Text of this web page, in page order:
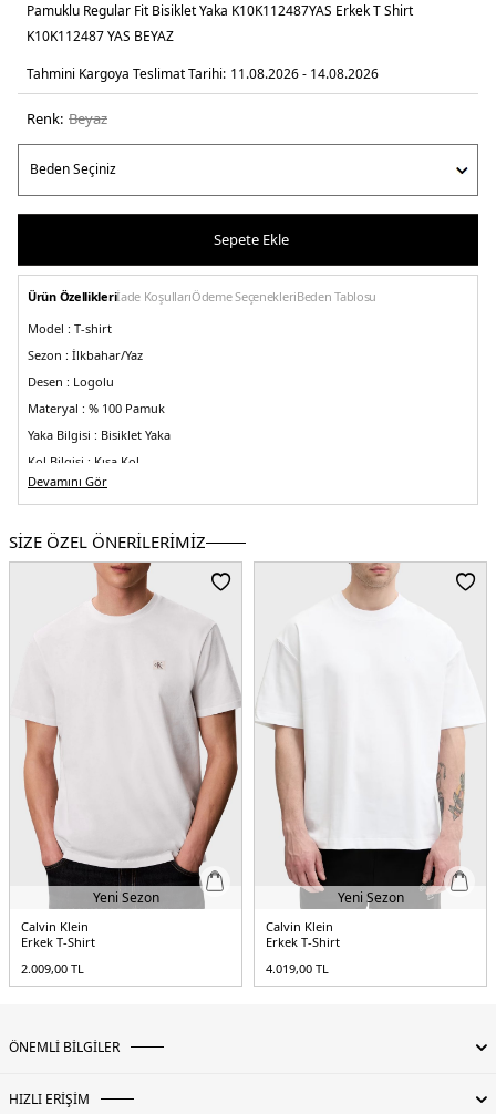
Pamuklu Regular Fit Bisiklet Yaka K10K112487YAS Erkek T Shirt
K10K112487 YAS BEYAZ
Tahmini Kargoya Teslimat Tarihi: 11.08.2026 - 14.08.2026
Renk: beyaz
Sepete Ekle
Ürün Özellikleriİade KoşullarıÖdeme SeçenekleriBeden Tablosu
Model : T-shirt
Sezon : İlkbahar/Yaz
Desen : Logolu
Materyal : % 100 Pamuk
Yaka Bilgisi : Bisiklet Yaka
Kol Bilgisi : Kısa Kol
Kalıp Bilgisi :Regular Fit
5DE1K10K112487YAS.25
Devamını Gör
SİZE ÖZEL ÖNERİLERİMİZ
Yeni Sezon
Calvin Klein
Erkek T-Shirt
2.009,00 TL
Yeni Sezon
Calvin Klein
Erkek T-Shirt
4.019,00 TL
ÖNEMLİ BİLGİLER
HIZLI ERİŞİM